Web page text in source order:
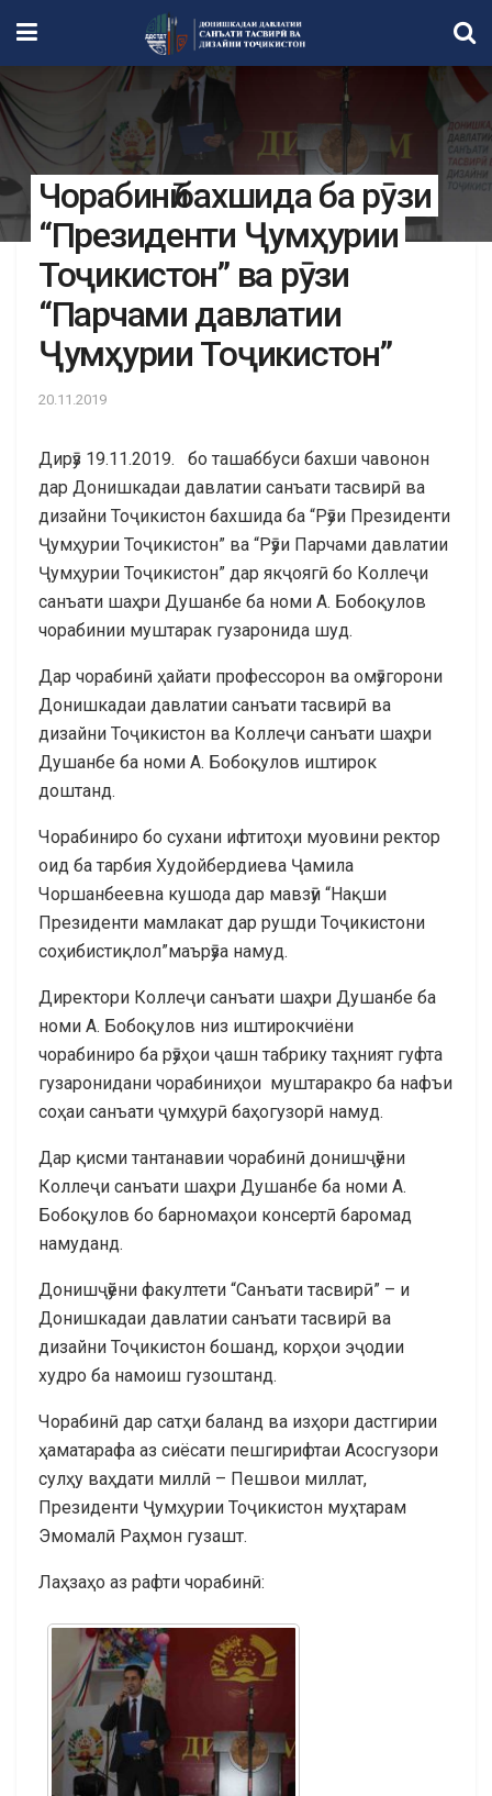
Чорабинӣ бахшида ба рӯзи
“Президенти Ҷумҳурии
Тоҷикистон” ва рӯзи
“Парчами давлатии
Ҷумҳурии Тоҷикистон”
20.11.2019
Дирӯз 19.11.2019. бо ташаббуси бахши чавонон
дар Донишкадаи давлатии санъати тасвирӣ ва
дизайни Тоҷикистон бахшида ба “Рӯзи Президенти
Ҷумҳурии Тоҷикистон” ва “Рӯзи Парчами давлатии
Ҷумҳурии Тоҷикистон” дар якҷоягӣ бо Коллеҷи
санъати шаҳри Душанбе ба номи А. Бобоқулов
чорабинии муштарак гузаронида шуд.
Дар чорабинӣ ҳайати профессорон ва омӯзгорони
Донишкадаи давлатии санъати тасвирӣ ва
дизайни Тоҷикистон ва Коллеҷи санъати шаҳри
Душанбе ба номи А. Бобоқулов иштирок
доштанд.
Чорабиниро бо сухани ифтитоҳи муовини ректор
оид ба тарбия Худойбердиева Ҷамила
Чоршанбеевна кушода дар мавзӯи “Нақши
Президенти мамлакат дар рушди Тоҷикистони
соҳибистиқлол”маърӯза намуд.
Директори Коллеҷи санъати шаҳри Душанбе ба
номи А. Бобоқулов низ иштирокчиёни
чорабиниро ба рӯзҳои ҷашн табрику таҳният гуфта
гузаронидани чорабиниҳои муштаракро ба нафъи
соҳаи санъати ҷумҳурӣ баҳогузорӣ намуд.
Дар қисми тантанавии чорабинӣ донишҷӯёни
Коллеҷи санъати шаҳри Душанбе ба номи А.
Бобоқулов бо барномаҳои консертӣ баромад
намуданд.
Донишҷӯёни факултети “Санъати тасвирӣ” – и
Донишкадаи давлатии санъати тасвирӣ ва
дизайни Тоҷикистон бошанд, корҳои эҷодии
худро ба намоиш гузоштанд.
Чорабинӣ дар сатҳи баланд ва изҳори дастгирии
ҳаматарафа аз сиёсати пешгирифтаи Асосгузори
сулҳу ваҳдати миллӣ – Пешвои миллат,
Президенти Ҷумҳурии Тоҷикистон муҳтарам
Эмомалӣ Раҳмон гузашт.
Лаҳзаҳо аз рафти чорабинӣ: